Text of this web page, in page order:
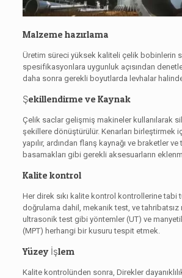
Malzeme hazırlama
Üretim süreci yüksek kaliteli çelik bobinlerin
spesifikasyonlara uygunluk açısından
daha sonra gerekli boyutlarda levhalar
Şekillendirme ve Kaynak
Çelik saclar gelişmiş makineler kullanılarak
şekillere dönüştürülür. Kenarları birleştirmek
yapılır, ardından flanş kaynağı ve braketler ve
basamakları gibi gerekli aksesuarların
Kalite kontrol
Her direk sıkı kalite kontrol kontrollerine tabi
doğrulama dahil, mekanik test, ve tahribatsız
ultrasonik test gibi yöntemler (UT) ve
(MPT) herhangi bir kusuru tespit etmek.
Yüzey İşlem
Kalite kontrolünden sonra, Direkler